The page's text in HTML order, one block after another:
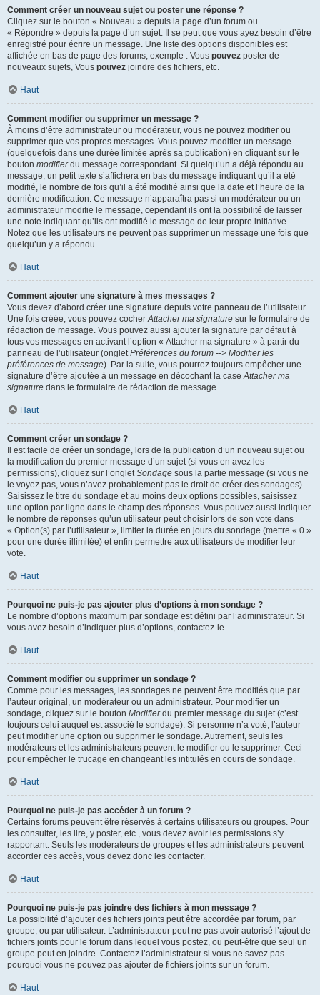
Comment créer un nouveau sujet ou poster une réponse ?
Cliquez sur le bouton « Nouveau » depuis la page d’un forum ou
« Répondre » depuis la page d’un sujet. Il se peut que vous ayez besoin d’être
enregistré pour écrire un message. Une liste des options disponibles est
affichée en bas de page des forums, exemple : Vous pouvez poster de
nouveaux sujets, Vous pouvez joindre des fichiers, etc.
Haut
Comment modifier ou supprimer un message ?
À moins d’être administrateur ou modérateur, vous ne pouvez modifier ou
supprimer que vos propres messages. Vous pouvez modifier un message
(quelquefois dans une durée limitée après sa publication) en cliquant sur le
bouton modifierdu message correspondant. Si quelqu’un a déjà répondu au
message, un petit texte s’affichera en bas du message indiquant qu’il a été
modifié, le nombre de fois qu’il a été modifié ainsi que la date et l’heure de la
dernière modification. Ce message n’apparaîtra pas si un modérateur ou un
administrateur modifie le message, cependant ils ont la possibilité de laisser
une note indiquant qu’ils ont modifié le message de leur propre initiative.
Notez que les utilisateurs ne peuvent pas supprimer un message une fois que
quelqu’un y a répondu.
Haut
Comment ajouter une signature à mes messages ?
Vous devez d’abord créer une signature depuis votre panneau de l’utilisateur.
Une fois créée, vous pouvez cocherAttacher ma signature sur le formulaire de
rédaction de message. Vous pouvez aussi ajouter la signature par défaut à
tous vos messages en activant l’option « Attacher ma signature » à partir du
panneau de l’utilisateur (ongletPréférences du forum --> Modifier les
préférences de message). Par la suite, vous pourrez toujours empêcher une
signature d’être ajoutée à un message en décochant la caseAttacher ma
signature dans le formulaire de rédaction de message.
Haut
Comment créer un sondage ?
Il est facile de créer un sondage, lors de la publication d’un nouveau sujet ou
la modification du premier message d’un sujet (si vous en avez les
permissions), cliquez sur l’ongletSondage sous la partie message (si vous ne
le voyez pas, vous n’avez probablement pas le droit de créer des sondages).
Saisissez le titre du sondage et au moins deux options possibles, saisissez
une option par ligne dans le champ des réponses. Vous pouvez aussi indiquer
le nombre de réponses qu’un utilisateur peut choisir lors de son vote dans
« Option(s) par l’utilisateur », limiter la durée en jours du sondage (mettre « 0 »
pour une durée illimitée) et enfin permettre aux utilisateurs de modifier leur
vote.
Haut
Pourquoi ne puis-je pas ajouter plus d’options à mon sondage ?
Le nombre d’options maximum par sondage est défini par l’administrateur. Si
vous avez besoin d’indiquer plus d’options, contactez-le.
Haut
Comment modifier ou supprimer un sondage ?
Comme pour les messages, les sondages ne peuvent être modifiés que par
l’auteur original, un modérateur ou un administrateur. Pour modifier un
sondage, cliquez sur le bouton Modifierdu premier message du sujet (c’est
toujours celui auquel est associé le sondage). Si personne n’a voté, l’auteur
peut modifier une option ou supprimer le sondage. Autrement, seuls les
modérateurs et les administrateurs peuvent le modifier ou le supprimer. Ceci
pour empêcher le trucage en changeant les intitulés en cours de sondage.
Haut
Pourquoi ne puis-je pas accéder à un forum ?
Certains forums peuvent être réservés à certains utilisateurs ou groupes. Pour
les consulter, les lire, y poster, etc., vous devez avoir les permissions s’y
rapportant. Seuls les modérateurs de groupes et les administrateurs peuvent
accorder ces accès, vous devez donc les contacter.
Haut
Pourquoi ne puis-je pas joindre des fichiers à mon message ?
La possibilité d’ajouter des fichiers joints peut être accordée par forum, par
groupe, ou par utilisateur. L’administrateur peut ne pas avoir autorisé l’ajout de
fichiers joints pour le forum dans lequel vous postez, ou peut-être que seul un
groupe peut en joindre. Contactez l’administrateur si vous ne savez pas
pourquoi vous ne pouvez pas ajouter de fichiers joints sur un forum.
Haut